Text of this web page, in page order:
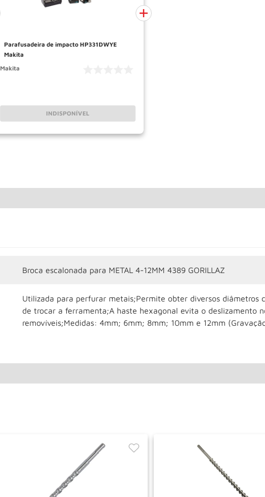
Parafusadeira de impacto HP331DWYE
Makita
Makita
INDISPONÍVEL
Broca escalonada para METAL 4-12MM 4389 GORILLAZ
Utilizada para perfurar metais;Permite obter diversos diâmetros
de trocar a ferramenta;A haste hexagonal evita o deslizamento
removíveis;Medidas: 4mm; 6mm; 8mm; 10mm e 12mm